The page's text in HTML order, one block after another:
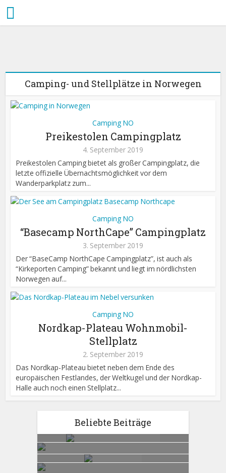
Campingplatz
“Basecamp
NorthCape”
Campingplatz
Nordkap-Plateau
Wohnmobil-
Stellplatz
Camping- und Stellplätze in Norwegen
Camping NO
Preikestolen Campingplatz
4. September 2019
Preikestolen Camping bietet als großer Campingplatz, die
letzte offizielle Übernachtsmöglichkeit vor dem
Wanderparkplatz zum...
Camping NO
“Basecamp NorthCape” Campingplatz
3. September 2019
Der “BaseCamp NorthCape Campingplatz”, ist auch als
“Kirkeporten Camping” bekannt und liegt im nördlichsten
Norwegen auf...
Camping NO
Nordkap-Plateau Wohnmobil-
Stellplatz
2. September 2019
Das Nordkap-Plateau bietet neben dem Ende des
europäischen Festlandes, der Weltkugel und der Nordkap-
Halle auch noch einen Stellplatz...
Beliebte Beiträge